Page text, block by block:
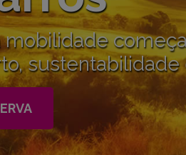
sustentabilidade